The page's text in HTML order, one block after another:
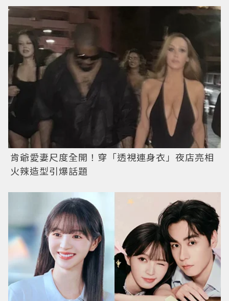
肯爺愛妻尺度全開！穿「透視連身衣」夜店亮相
火辣造型引爆話題